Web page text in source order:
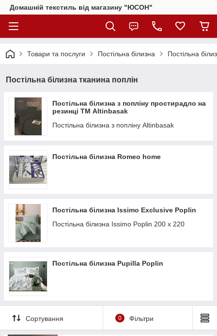
Домашній текстиль від магазину "ЮСОН"
Товари та послуги Постільна білизна Постільна
Постільна білизна тканина поплін
Постільна білизна з попліну простирадло на
резинці ТМ Altinbasak
Постільна білизна з попліну Altinbasak
Постільна білизна Romeo home
Постільна білизна Issimo Exclusive Poplin
Постільна білизна Issimo Poplin 200 х 220
Постільна білизна Pupilla Poplin
Сортування 0 Фільтри